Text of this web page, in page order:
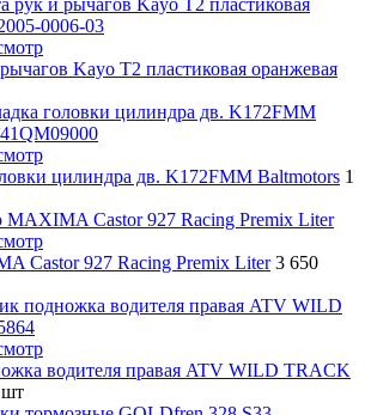
Kayo T2 пластиковая оранжевая
цилиндра дв. K172FMM Baltmotors 1
Castor 927 Racing Premix Liter 3 650
водителя правая ATV WILD TRACK